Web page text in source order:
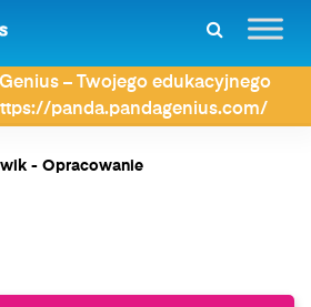
– Twojego edukacyjnego
panda.pandagenius.com/
- Opracowanie